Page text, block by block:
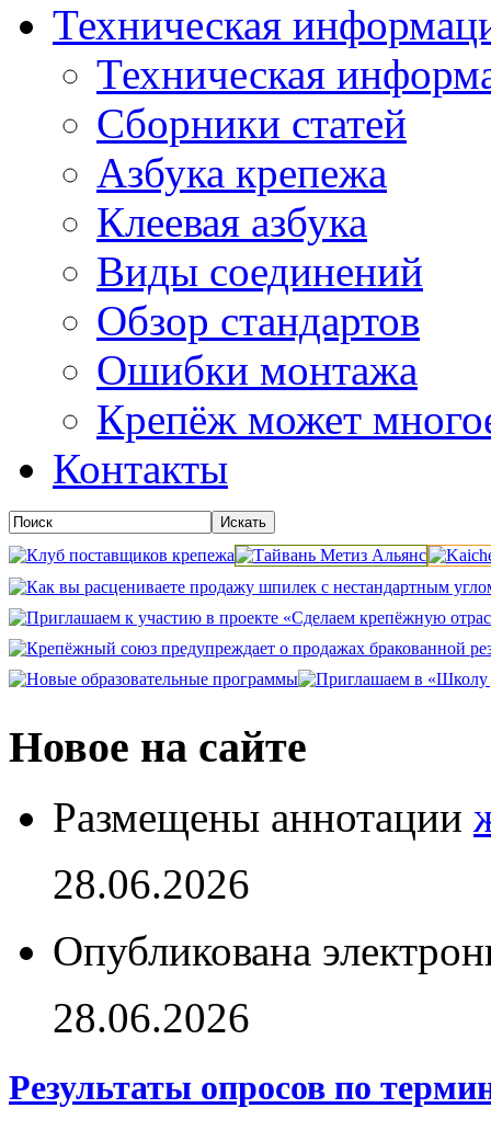
Техническая
Техническая
Сборники статей
Азбука крепежа
Клеевая азбука
Виды соединений
Обзор стандартов
Ошибки монтажа
Крепёж может
Контакты
Новое на сайте
Размещены аннотации
28.06.2026
Опубликована
28.06.2026
Результаты опросов по